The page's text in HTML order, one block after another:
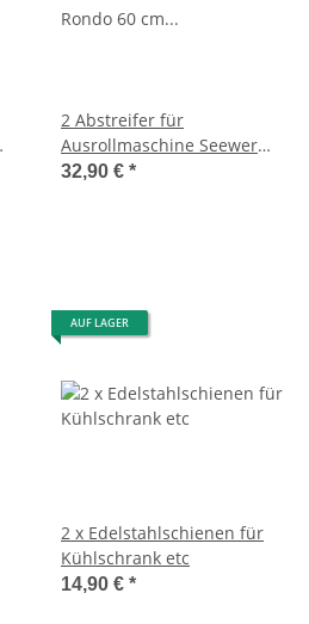
2 Abstreifer für
Ausrollmaschine Seewer
Rondo 60 cm Band
32,90 € *
AUF LAGER
2 x Edelstahlschienen für
Kühlschrank etc
14,90 € *